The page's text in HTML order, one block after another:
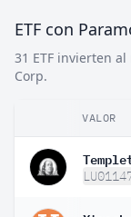
ETF con
31 ETF invierten
Corp.
VALOR